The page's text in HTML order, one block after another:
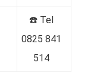
☎️ Tel
0825 841
514